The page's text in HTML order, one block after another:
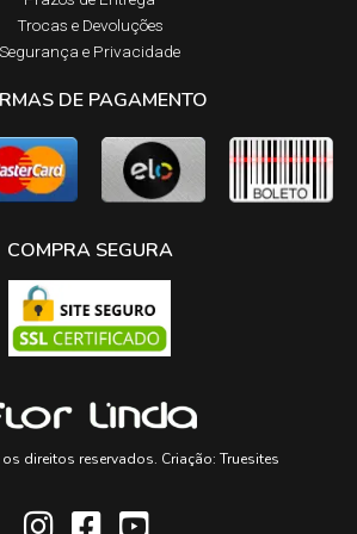
Trocas e Devoluções​
Segurança e Privacidade
DE PAGAMENTO
COMPRA SEGURA
direitos reservados. Criação: Truesites